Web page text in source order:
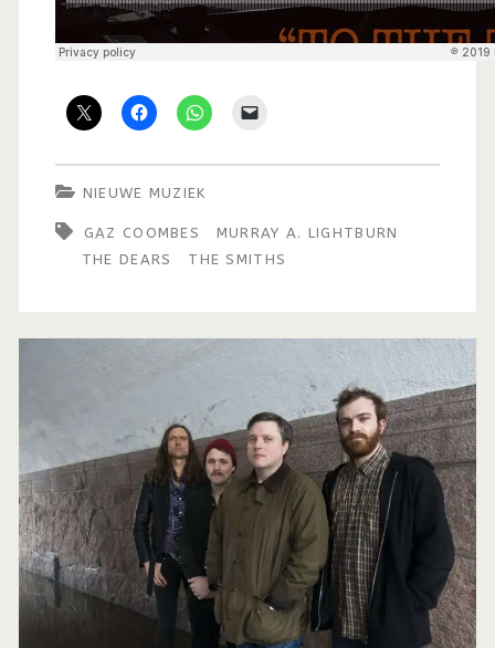
NIEUWE MUZIEK
GAZ COOMBES
MURRAY A. LIGHTBURN
THE DEARS
THE SMITHS